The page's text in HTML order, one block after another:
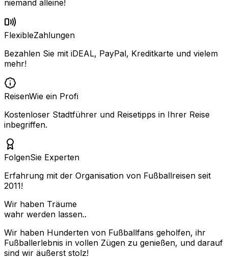
niemand alleine!
FlexibleZahlungen
Bezahlen Sie mit iDEAL, PayPal, Kreditkarte und vielem
mehr!
ReisenWie ein Profi
Kostenloser Stadtführer und Reisetipps in Ihrer Reise
inbegriffen.
FolgenSie Experten
Erfahrung mit der Organisation von Fußballreisen seit
2011!
Wir haben Träume
wahr werden lassen..
Wir haben Hunderten von Fußballfans geholfen, ihr
Fußballerlebnis in vollen Zügen zu genießen, und darauf
sind wir äußerst stolz!